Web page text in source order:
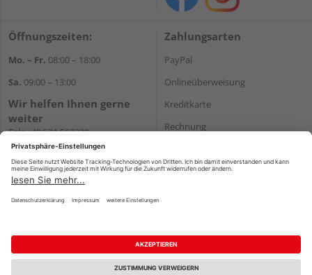
Öffnungszeiten:
Mo. – Fr. 08:00 – 18:00
Sa. 09:00 – 13:00
Wir helfen Ihnen gerne
weiter
Tel.:+49 521 560320
E-Mail:shop@holzland-
brinkmann.de
Zahlungsarten
PayPal
Onlineüberweisung
Kreditkarte
Rechnung
Versand
Impressum AGB Widerruf
Datenschutz
Reservierungsbedingungen
Vertrag widerrufen